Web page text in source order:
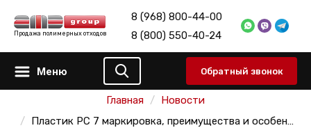
Продажа полимерных отходов
8 (968) 800-44-00
8 (800) 550-40-24
Меню Обратный звонок
Главная
Новости
Пластик PC 7 маркировка, преимущества и особенности полимера